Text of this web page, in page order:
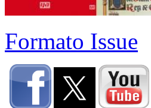
Formato Issue